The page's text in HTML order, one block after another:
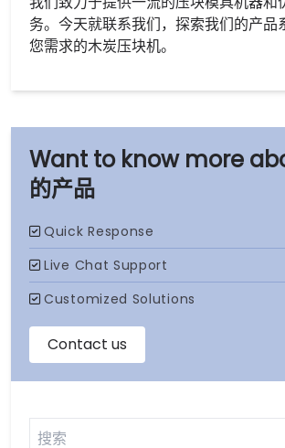
的产品
务。今天就联系我们，探索我们的产品
您需求的木炭压块机。